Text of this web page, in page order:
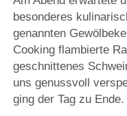
besonderes
genannten
Cooking flambierte
geschnittenes
uns genussvoll
ging der Tag zu Ende.